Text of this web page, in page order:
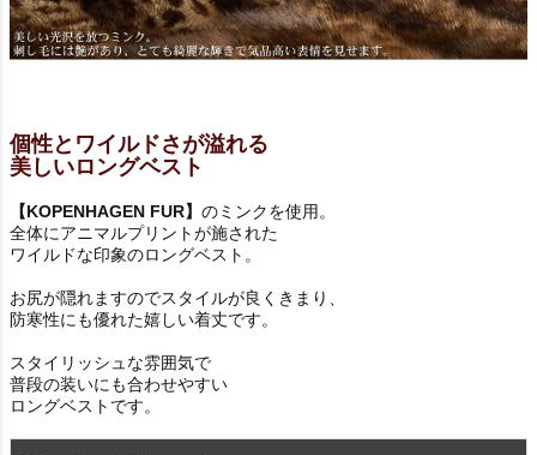
個性とワイルドさが溢れる
美しいロングベスト
【KOPENHAGEN FUR】 のミンクを使用。
全体にアニマルプリントが施された
ワイルドな印象のロングベスト。
お尻が隠れますのでスタイルが良くきまり、
防寒性にも優れた嬉しい着丈です。
スタイリッシュな雰囲気で
普段の装いにも合わせやすい
ロングベストです。